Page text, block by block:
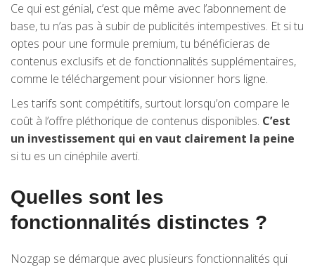
Ce qui est génial, c’est que même avec l’abonnement de
base, tu n’as pas à subir de publicités intempestives. Et si tu
optes pour une formule premium, tu bénéficieras de
contenus exclusifs et de fonctionnalités supplémentaires,
comme le téléchargement pour visionner hors ligne.
Les tarifs sont compétitifs, surtout lorsqu’on compare le
coût à l’offre pléthorique de contenus disponibles. C’est
un investissement qui en vaut clairement la peine
si tu es un cinéphile averti.
Quelles sont les
fonctionnalités distinctes ?
Nozgap se démarque avec plusieurs fonctionnalités qui